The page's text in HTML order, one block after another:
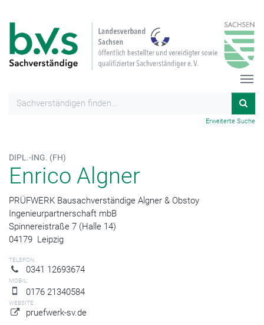
Erweiterte Suche
DIPL.-ING. (FH)
Enrico Algner
PRÜFWERK Bausachverständige Algner & Obstoy
Ingenieurpartnerschaft mbB
Spinnereistraße 7 (Halle 14)
04179 Leipzig
TELEFON:
0341 12693674
MOBIL:
0176 21340584
WEBSITE:
pruefwerk-sv.de